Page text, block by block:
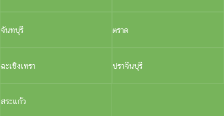
จันทบุรี ตราด
ฉะเชิงเทรา ปราจีนบุรี
สระแก้ว